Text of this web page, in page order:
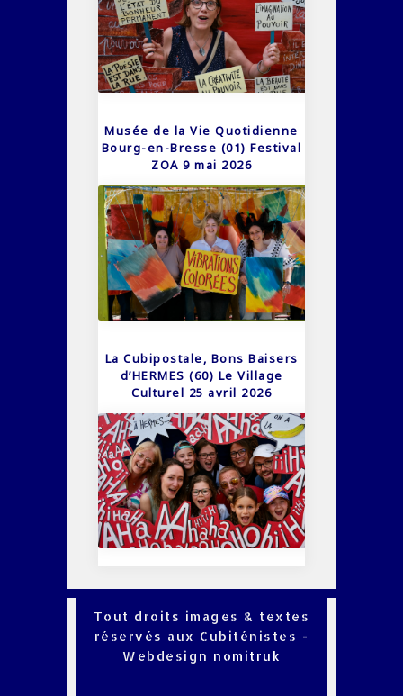
Musée de la Vie Quotidienne
Bourg-en-Bresse (01) Festival
ZOA 9 mai 2026
La Cubipostale, Bons Baisers
d’HERMES (60) Le Village
Culturel 25 avril 2026
Tout droits images & textes
réservés aux Cubiténistes -
Webdesign nomitruk